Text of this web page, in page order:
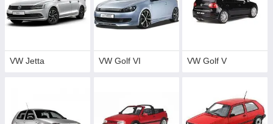
VW Jetta VW Golf VI VW Golf V